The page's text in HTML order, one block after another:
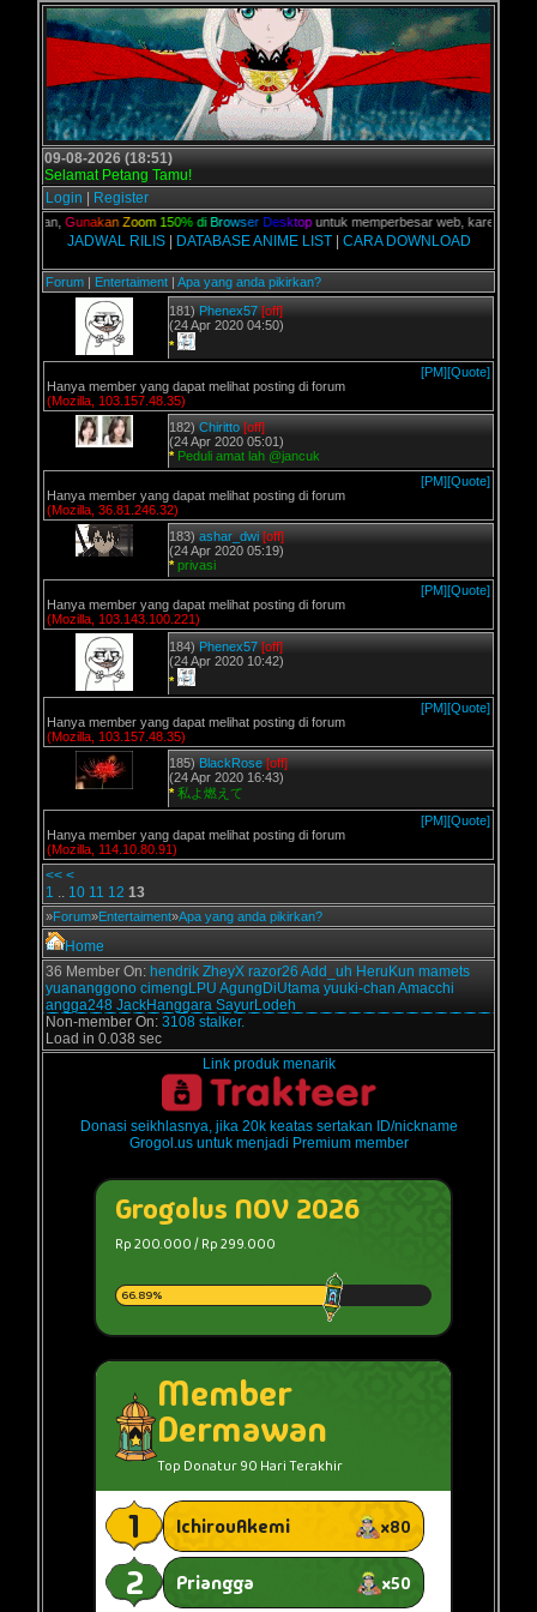
09-08-2026 (18:51)
Selamat Petang Tamu!
Login
Register
kalian,G unakan Zoom 150% di Br owser Desktopuntuk memperbesar web, karena
JADWAL RILIS| DATABASE ANIME LIST| CARA DOWNLOAD
Forum | Entertaiment | Apa yang anda pikirkan?
181) Phenex57 [off]
(24 Apr 2020 04:50)
*
[PM][Quote]
Hanya member yang dapat melihat posting di forum
(Mozilla, 103.157.48.35)
182) Chiritto [off]
(24 Apr 2020 05:01)
* Peduli amat lah @jancuk
[PM][Quote]
Hanya member yang dapat melihat posting di forum
(Mozilla, 36.81.246.32)
183) ashar_dwi [off]
(24 Apr 2020 05:19)
* privasi
[PM][Quote]
Hanya member yang dapat melihat posting di forum
(Mozilla, 103.143.100.221)
184) Phenex57 [off]
(24 Apr 2020 10:42)
*
[PM][Quote]
Hanya member yang dapat melihat posting di forum
(Mozilla, 103.157.48.35)
185) BlackRose [off]
(24 Apr 2020 16:43)
* 私よ燃えて
[PM][Quote]
Hanya member yang dapat melihat posting di forum
(Mozilla, 114.10.80.91)
<< <
1 .. 10 11 12 13
»Forum»Entertaiment»Apa yang anda pikirkan?
Home
36 Member On: hendrik ZheyX razor26 Add_uh HeruKun mamets
yuananggono cimengLPU AgungDiUtama yuuki-chan Amacchi
angga248 JackHanggara SayurLodeh
Non-member On: 3108 stalker.
Load in 0.038 sec
Link produk menarik
Donasi seikhlasnya, jika 20k keatas sertakan ID/nickname
Grogol.us untuk menjadi Premium member